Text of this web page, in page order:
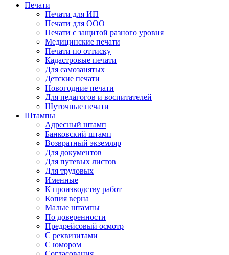
Печати
Печати для ИП
Печати для ООО
Печати с защитой разного уровня
Медицинские печати
Печати по оттиску
Кадастровые печати
Для самозанятых
Детские печати
Новогодние печати
Для педагогов и воспитателей
Шуточные печати
Штампы
Адресный штамп
Банковский штамп
Возвратный экземляр
Для документов
Для путевых листов
Для трудовых
Именные
К производству работ
Копия верна
Малые штампы
По доверенности
Предрейсовый осмотр
С реквизитами
С юмором